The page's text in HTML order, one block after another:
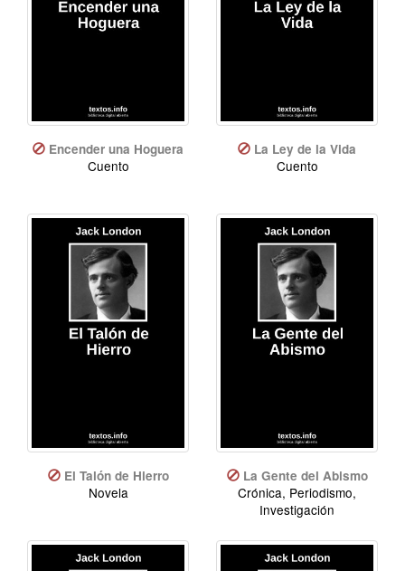
Encender una Hoguera
Cuento
La Ley de la Vida
Cuento
El Talón de Hierro
Novela
La Gente del Abismo
Crónica, Periodismo,
Investigación